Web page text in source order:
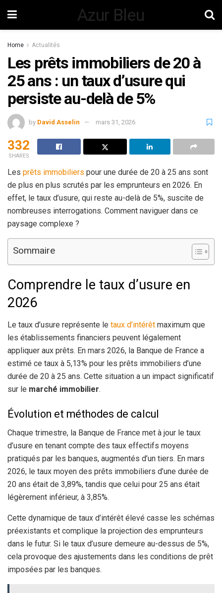
Azur Bleu
Home Actualités
Les prêts immobiliers de 20 à
25 ans : un taux d’usure qui
persiste au-delà de 5%
by David Asselin mars 31, 2026
332
SHARES
Les prêts immobiliers pour une durée de 20 à 25 ans sont
de plus en plus scrutés par les emprunteurs en 2026. En
effet, le taux d’usure, qui reste au-delà de 5%, suscite de
nombreuses interrogations. Comment naviguer dans ce
paysage complexe ?
Sommaire
Comprendre le taux d’usure en
2026
Le taux d’usure représente le taux d’intérêt maximum que
les établissements financiers peuvent légalement
appliquer aux prêts. En mars 2026, la Banque de France a
estimé ce taux à 5,13% pour les prêts immobiliers d’une
durée de 20 à 25 ans. Cette situation a un impact significatif
sur le marché immobilier.
Évolution et méthodes de calcul
Chaque trimestre, la Banque de France met à jour le taux
d’usure en tenant compte des taux effectifs moyens
pratiqués par les banques, augmentés d’un tiers. En mars
2026, le taux moyen des prêts immobiliers d’une durée de
20 ans était de 3,89%, tandis que celui pour 25 ans était
légèrement inférieur, à 3,85%.
Cette dynamique de taux d’intérêt élevé casse les schémas
préexistants et complique la projection des emprunteurs
dans le futur. Si le taux d’usure demeure au-dessus de 5%,
cela provoque des ajustements dans les conditions de prêt
imposées par les banques.